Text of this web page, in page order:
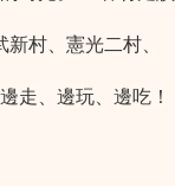
村、憲光二村、
走、邊玩、邊吃！